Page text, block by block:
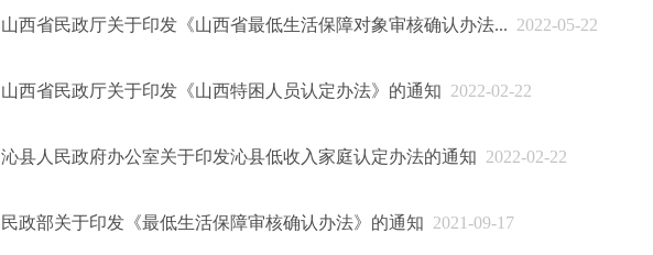
山西省民政厅关于印发《山西省最低生活保障对象审核确认办法... 2022-05-22
山西省民政厅关于印发《山西特困人员认定办法》的通知 2022-02-22
沁县人民政府办公室关于印发沁县低收入家庭认定办法的通知 2022-02-22
民政部关于印发《最低生活保障审核确认办法》的通知 2021-09-17